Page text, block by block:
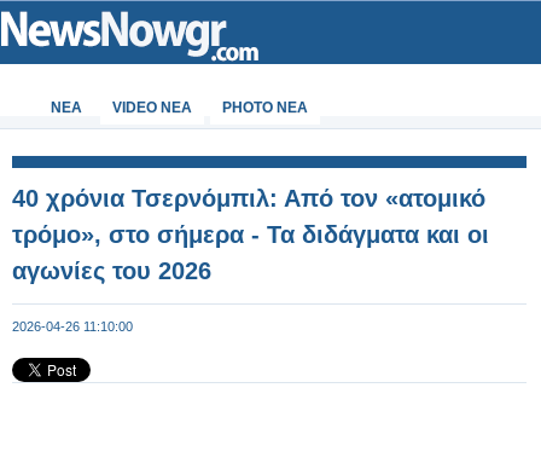
ΝΕΑ VIDEO NEA PHOTO NEA
40 χρόνια Τσερνόμπιλ: Από τον «ατομικό
τρόμο», στο σήμερα - Τα διδάγματα και οι
αγωνίες του 2026
2026-04-26 11:10:00